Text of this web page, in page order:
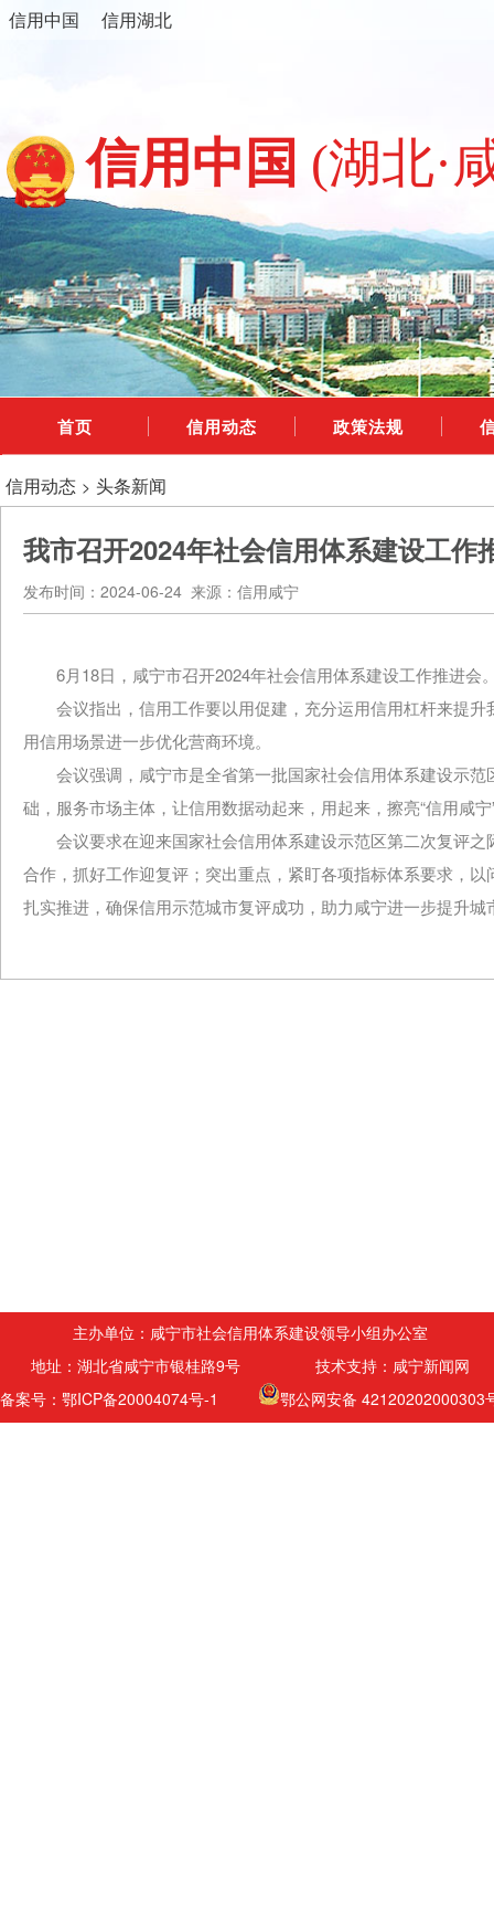
信用中国 信用湖北
信用中国 (湖北·
首页 信用动态 政策法规
信用动态 > 头条新闻
我市召开2024年社会信用体系建设工作
发布时间：2024-06-24 来源：信用咸宁
6月18日，咸宁市召开2024年社会信用体系建设工作推进会
会议指出，信用工作要以用促建，充分运用信用杠杆来提
用信用场景进一步优化营商环境。
会议强调，咸宁市是全省第一批国家社会信用体系建设示
础，服务市场主体，让信用数据动起来，用起来，擦亮“信用咸
会议要求在迎来国家社会信用体系建设示范区第二次复评
合作，抓好工作迎复评；突出重点，紧盯各项指标体系要求，
扎实推进，确保信用示范城市复评成功，助力咸宁进一步提升城
主办单位：咸宁市社会信用体系建设领导小组办公室
地址：湖北省咸宁市银桂路9号 技术支持：咸宁新闻网
备案号：鄂ICP备20004074号-1
鄂公网安备 42120202000303